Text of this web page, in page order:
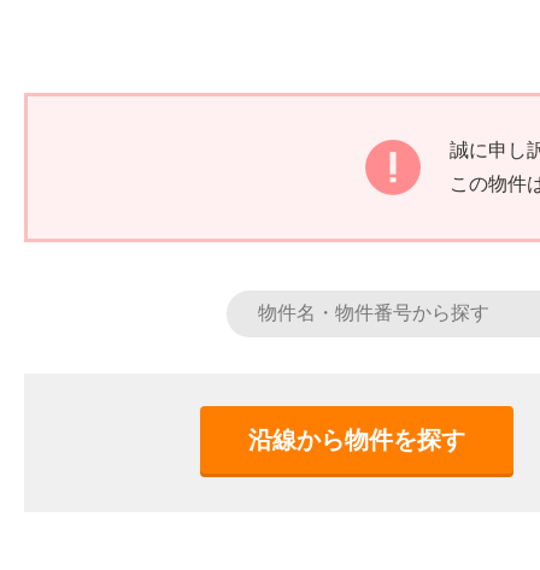
誠に申し
この物件
沿線から物件を探す